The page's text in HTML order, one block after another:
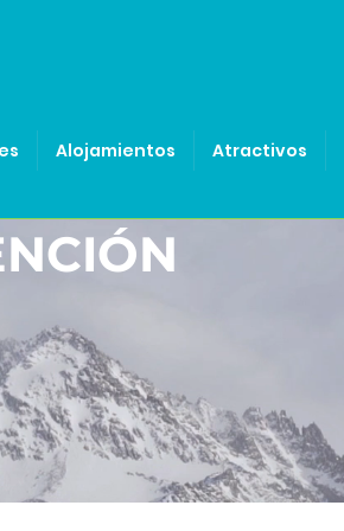
Alojamientos Atractivos